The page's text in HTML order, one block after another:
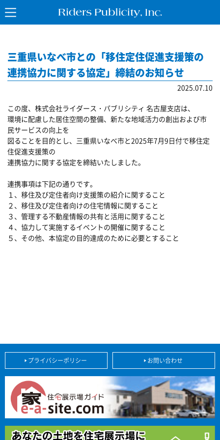
三重県いなべ市との「移住定住促進支援策の
連携協力に関する協定」締結のお知らせ
2025.07.10
この度、株式会社ライダース・パブリシティ 名古屋支店は、
環境に配慮した居住空間の整備、新たな地域活力の創出および市
民サービスの向上を
図ることを目的とし、三重県いなべ市と2025年7月9日付で移住定
住促進支援策の
連携協力に関する協定を締結いたしました。
連携事項は下記の通りです。
１、移住及び定住者向け支援策の紹介に関すること
２、移住及び定住者向けの住宅情報に関すること
３、管理する不動産情報の共有と活用に関すること
４、協力して実施するイベントの開催に関すること
５、その他、本協定の目的達成のために必要とすること
プライバシーポリシー お問い合わせ